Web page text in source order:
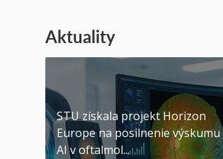
Aktuality
STU získala projekt Horizon
Europe na posilnenie výskumu
AI v oftalmol...